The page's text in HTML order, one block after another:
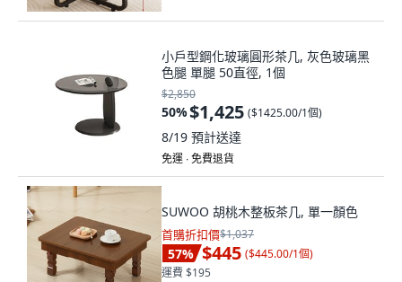
小戶型鋼化玻璃圓形茶几, 灰色玻璃黑
色腿 單腿 50直徑, 1個
$2,850
50%$1,425 ($1425.00/1個)
8/19 預計送達
免運 ∙ 免費退貨
SUWOO 胡桃木整板茶几, 單一顏色
首購折扣價$1,037
57% $445 ($445.00/1個)
運費 $195